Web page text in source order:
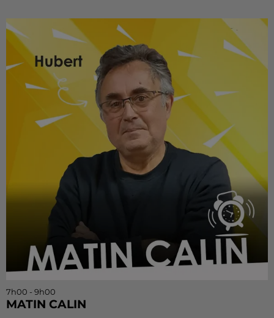
7h00 - 9h00
MATIN CALIN